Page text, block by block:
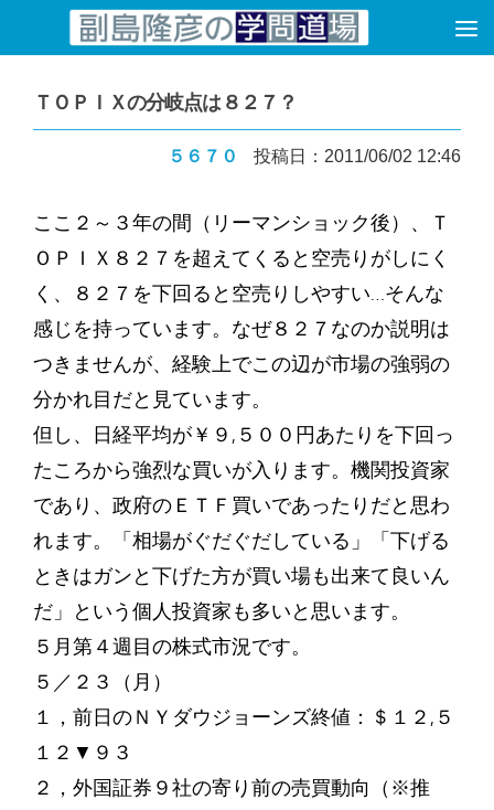
コンテンツへスキップ
ＴＯＰＩＸの分岐点は８２７？
５６７０ 投稿日：2011/06/02 12:46
ここ２～３年の間（リーマンショック後）、Ｔ
ＯＰＩＸ８２７を超えてくると空売りがしにく
く、８２７を下回ると空売りしやすい…そんな
感じを持っています。なぜ８２７なのか説明は
つきませんが、経験上でこの辺が市場の強弱の
分かれ目だと見ています。
但し、日経平均が￥９,５００円あたりを下回っ
たころから強烈な買いが入ります。機関投資家
であり、政府のＥＴＦ買いであったりだと思わ
れます。「相場がぐだぐだしている」「下げる
ときはガンと下げた方が買い場も出来て良いん
だ」という個人投資家も多いと思います。
５月第４週目の株式市況です。
５／２３（月）
１，前日のＮＹダウジョーンズ終値：＄１２,５
１２▼９３
２，外国証券９社の寄り前の売買動向（※推